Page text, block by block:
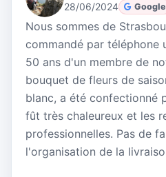
28/06/2024 Google
Nous sommes de
commandé par téléphone
50 ans d'un membre de
bouquet de fleurs de
blanc, a été confectionné
fût très chaleureux et les
professionnelles. Pas de
l'organisation de la